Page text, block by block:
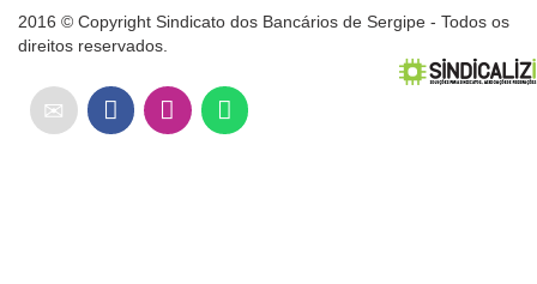
2016 © Copyright Sindicato dos Bancários de Sergipe - Todos os
direitos reservados.